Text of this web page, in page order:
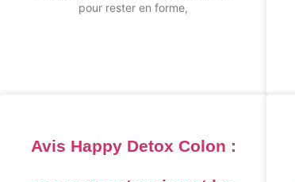
pour rester en forme,
Avis Happy Detox Colon :